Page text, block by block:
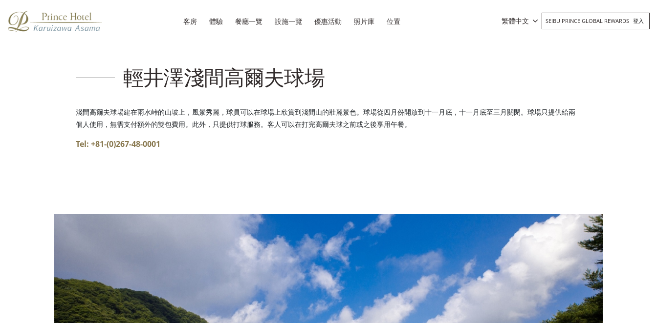
客房 體驗 餐廳一覽 設施一覽 優惠活動 照片庫 位置 繁體中文 SEIBU PRINCE GLOBAL REWARDS 登入
輕井澤淺間高爾夫球場
淺間高爾夫球場建在雨水峠的山坡上，風景秀麗，球員可以在球場上欣賞到淺間山的壯麗景色。球場從四月份開放到十一月底，十一月底至三月關閉。球場只提供給兩
個人使用，無需支付額外的雙包費用。此外，只提供打球服務。客人可以在打完高爾夫球之前或之後享用午餐。
Tel: +81-(0)267-48-0001